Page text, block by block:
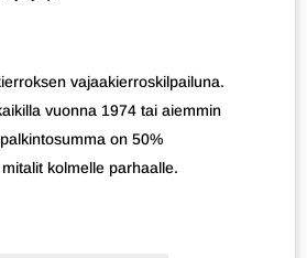
vajaakierroskilpailuna.
vuonna 1974 tai aiemmin
on 50%
kolmelle parhaalle.